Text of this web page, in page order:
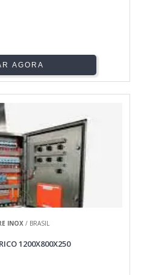
AGORA
INOX / BRASIL
1200X800X250